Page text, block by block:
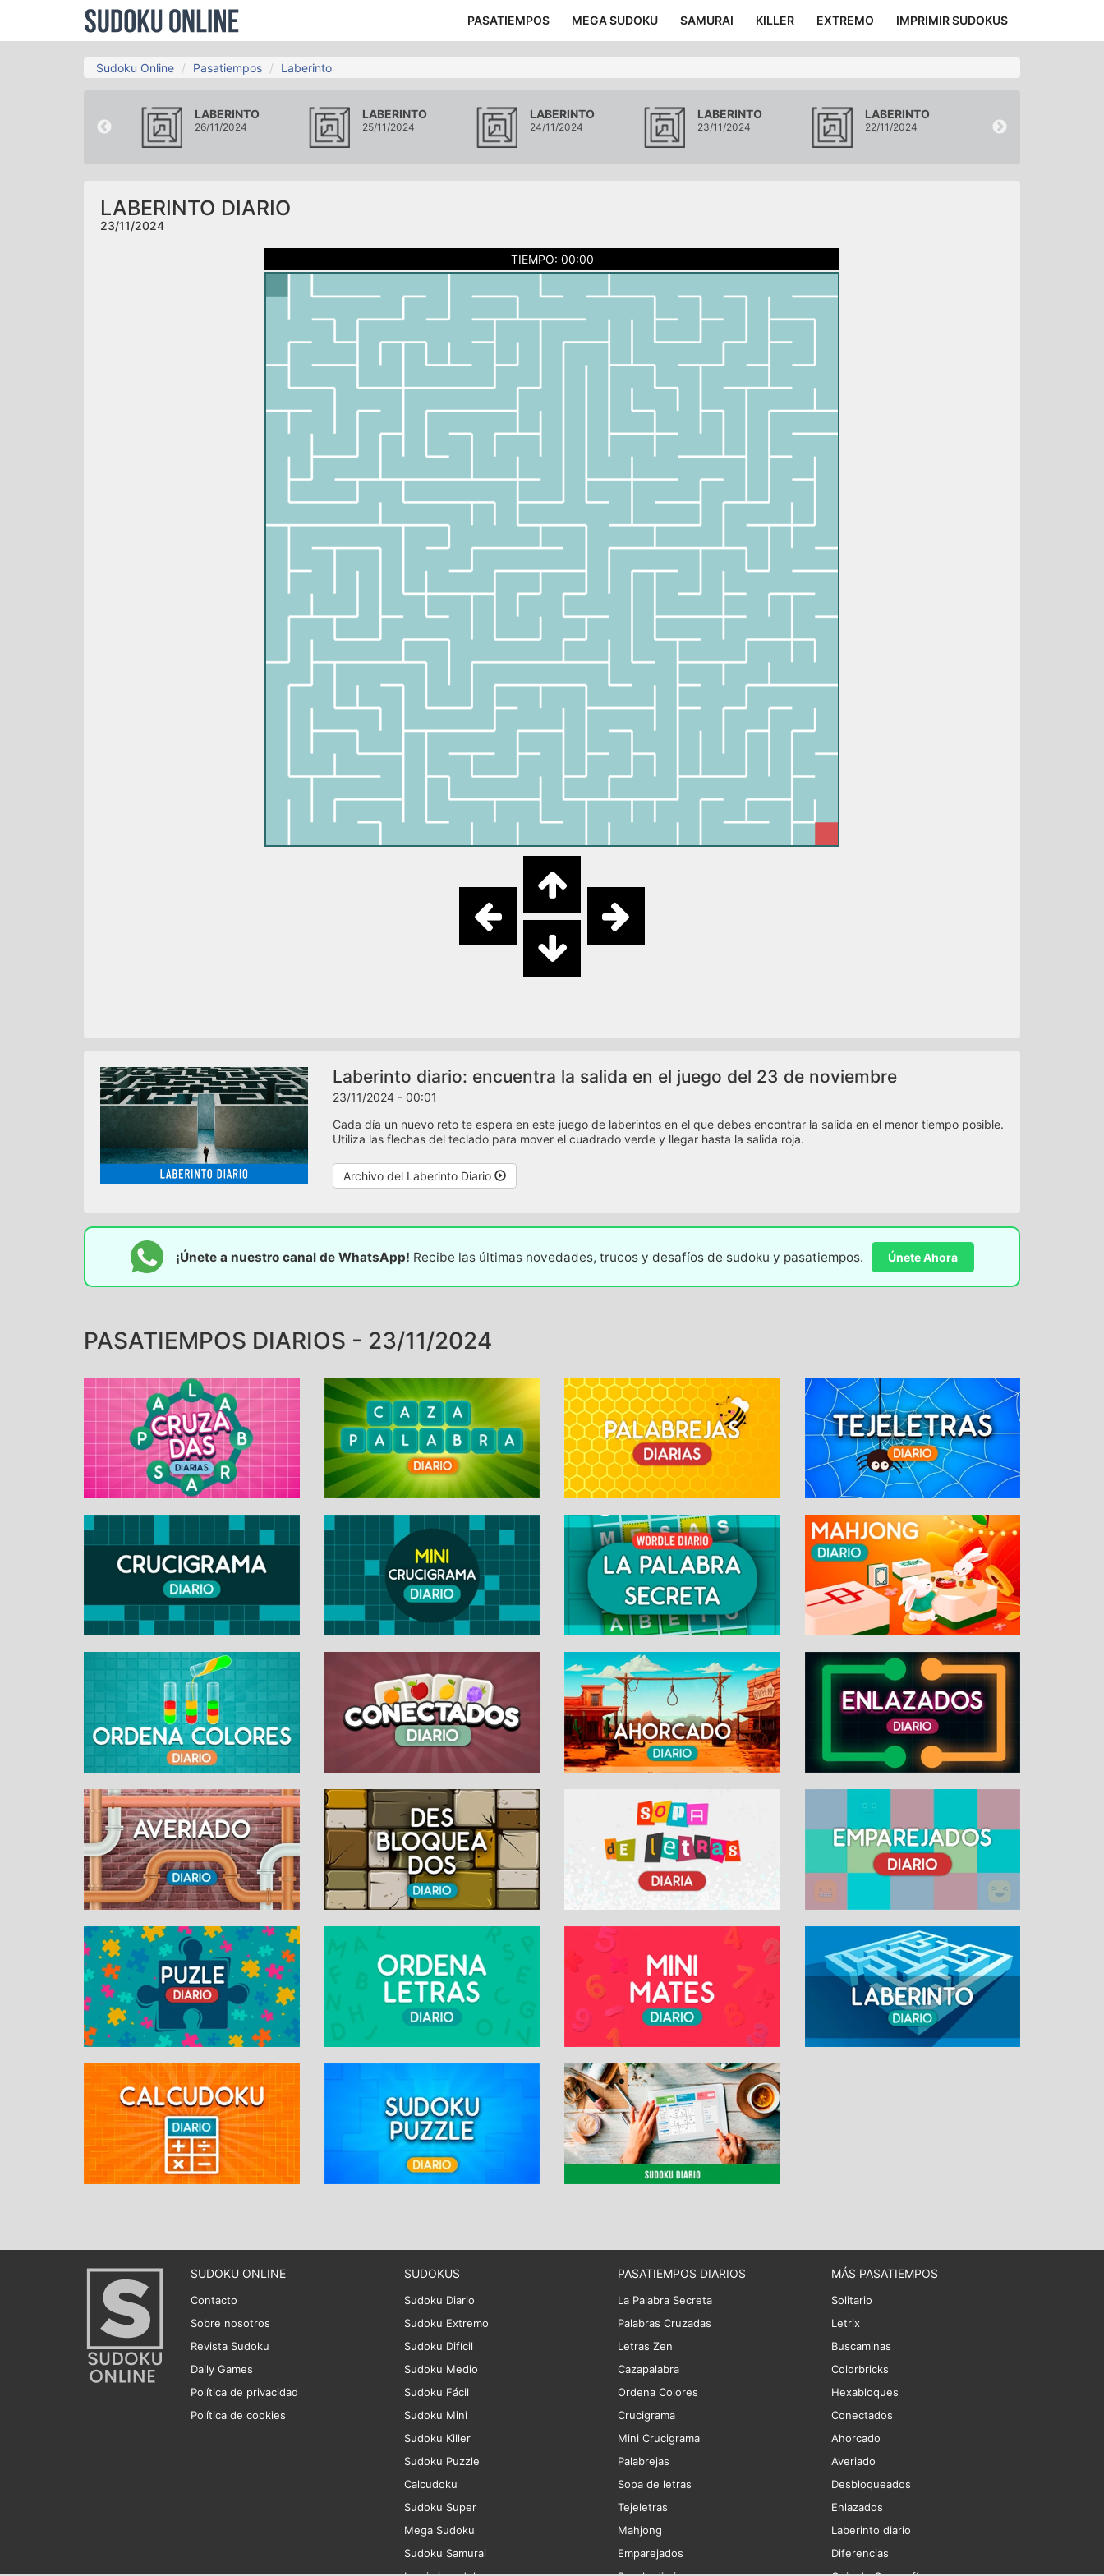
PASATIEMPOS MEGA SUDOKU SAMURAI KILLER EXTREMO IMPRIMIR SUDOKUS
Sudoku Online Pasatiempos Laberinto
LABERINTO
26/11/2024
LABERINTO
25/11/2024
LABERINTO
24/11/2024
LABERINTO
23/11/2024
LABERINTO
22/11/2024
LABERINTO DIARIO
23/11/2024
TIEMPO: 00:00
Laberinto diario: encuentra la salida en el juego del 23 de noviembre
23/11/2024 - 00:01
Cada día un nuevo reto te espera en este juego de laberintos en el que debes encontrar la salida en el menor tiempo posible.
Utiliza las flechas del teclado para mover el cuadrado verde y llegar hasta la salida roja.
Archivo del Laberinto Diario
¡Únete a nuestro canal de WhatsApp! Recibe las últimas novedades, trucos y desafíos de sudoku y pasatiempos. Únete Ahora
PASATIEMPOS DIARIOS - 23/11/2024
SUDOKU ONLINE
Contacto
Sobre nosotros
Revista Sudoku
Daily Games
Política de privacidad
Política de cookies
SUDOKUS
Sudoku Diario
Sudoku Extremo
Sudoku Difícil
Sudoku Medio
Sudoku Fácil
Sudoku Mini
Sudoku Killer
Sudoku Puzzle
Calcudoku
Sudoku Super
Mega Sudoku
Sudoku Samurai
PASATIEMPOS DIARIOS
La Palabra Secreta
Palabras Cruzadas
Letras Zen
Cazapalabra
Ordena Colores
Crucigrama
Mini Crucigrama
Palabrejas
Sopa de letras
Tejeletras
Mahjong
Emparejados
MÁS PASATIEMPOS
Solitario
Letrix
Buscaminas
Colorbricks
Hexabloques
Conectados
Ahorcado
Averiado
Desbloqueados
Enlazados
Laberinto diario
Diferencias